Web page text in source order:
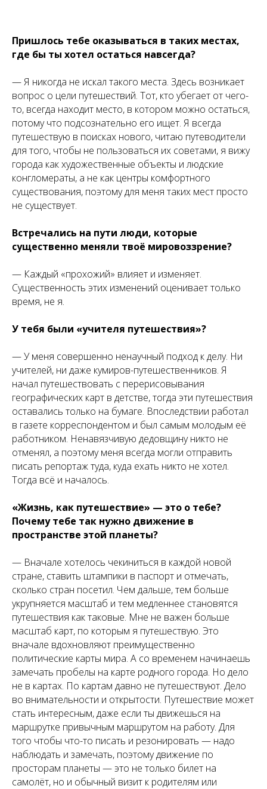
Пришлось тебе оказываться в таких местах,
где бы ты хотел остаться навсегда?
— Я никогда не искал такого места. Здесь возникает
вопрос о цели путешествий. Тот, кто убегает от чего-
то, всегда находит место, в котором можно остаться,
потому что подсознательно его ищет. Я всегда
путешествую в поисках нового, читаю путеводители
для того, чтобы не пользоваться их советами, я вижу
города как художественные объекты и людские
конгломераты, а не как центры комфортного
существования, поэтому для меня таких мест просто
не существует.
Встречались на пути люди, которые
существенно меняли твоё мировоззрение?
— Каждый «прохожий» влияет и изменяет.
Существенность этих изменений оценивает только
время, не я.
У тебя были «учителя путешествия»?
— У меня совершенно ненаучный подход к делу. Ни
учителей, ни даже кумиров-путешественников. Я
начал путешествовать с перерисовывания
географических карт в детстве, тогда эти путешествия
оставались только на бумаге. Впоследствии работал
в газете корреспондентом и был самым молодым её
работником. Ненавязчивую дедовщину никто не
отменял, а поэтому меня всегда могли отправить
писать репортаж туда, куда ехать никто не хотел.
Тогда всё и началось.
«Жизнь, как путешествие» — это о тебе?
Почему тебе так нужно движение в
пространстве этой планеты?
— Вначале хотелось чекиниться в каждой новой
стране, ставить штампики в паспорт и отмечать,
сколько стран посетил. Чем дальше, тем больше
укрупняется масштаб и тем медленнее становятся
путешествия как таковые. Мне не важен больше
масштаб карт, по которым я путешествую. Это
вначале вдохновляют преимущественно
политические карты мира. А со временем начинаешь
замечать пробелы на карте родного города. Но дело
не в картах. По картам давно не путешествуют. Дело
во внимательности и открытости. Путешествие может
стать интересным, даже если ты движешься на
маршрутке привычным маршрутом на работу. Для
того чтобы что-то писать и резонировать — надо
наблюдать и замечать, поэтому движение по
просторам планеты — это не только билет на
самолёт, но и обычный визит к родителям или